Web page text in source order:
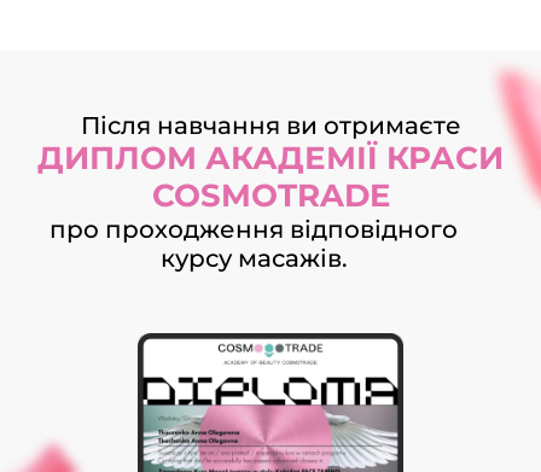
Після навчання ви отримаєте
ДИПЛОМ АКАДЕМІЇ КРАСИ
COSMOTRADE
про проходження відповідного
курсу масажів.